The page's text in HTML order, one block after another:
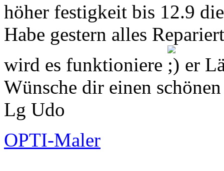
höher festigkeit bis 12.9
Habe gestern alles
wird es funktioniere
er
Wünsche dir einen
Lg Udo
OPTI-Maler